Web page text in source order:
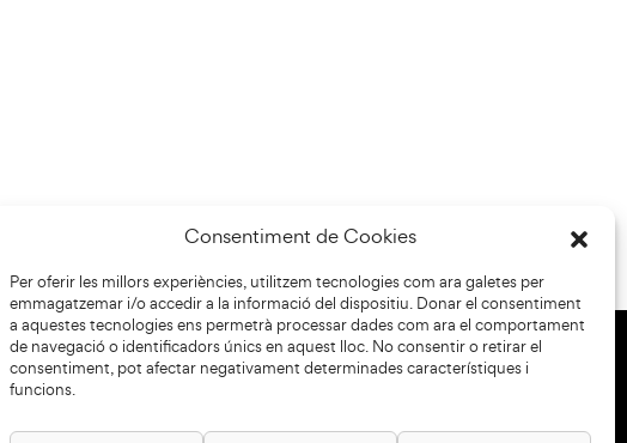
Consentiment de Cookies
Per oferir les millors experiències, utilitzem tecnologies com ara galetes per
emmagatzemar i/o accedir a la informació del dispositiu. Donar el consentiment
a aquestes tecnologies ens permetrà processar dades com ara el comportament
de navegació o identificadors únics en aquest lloc. No consentir o retirar el
consentiment, pot afectar negativament determinades característiques i
funcions.
Col·laboradors: